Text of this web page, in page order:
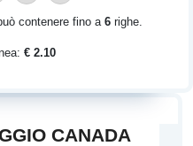
contenere fino a 6 righe.
€ 2.10
CANADA